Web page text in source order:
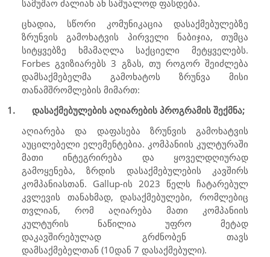
სამუშაო ძალიან ან საშუალოდ ფასდება.
ცხადია, სწორი კომუნიკაცია დასაქმებულებზე
ზრუნვის გამოხატვის პირველი ნაბიჯია, თუმცა
სიტყვებზე ხმამაღლა საქციელი მეტყველებს.
Forbesგვიზიარებს 3 გზას, თუ როგორ შეიძლება
დამსაქმებელმა გამოხატოს ზრუნვა მისი
თანამშრომლების მიმართ:
1.
დასაქმებულების აღიარების პროგრამის შექმნა;
აღიარება და დაფასება ზრუნვის გამოხატვის
აუცილებელი ელემენტებია. კომპანიის კულტურაში
მათი ინტეგრირება და ყოველდღიურად
გამოყენება, ზრდის დასაქმებულების კავშირს
კომპანიასთან. Gallup-ის 2023 წელს ჩატარებულ
კვლევის თანახმად, დასაქმებულები, რომლებიც
თვლიან, რომ აღიარება მათი კომპანიის
კულტურის ნაწილია უფრო მეტად
დაკავშირებულად გრძნობენ თავს
დამსაქმებელთან (10დან 7 დასაქმებული).